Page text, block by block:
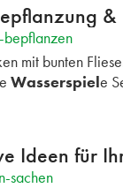
mit bunten
Wasserspiele
Ideen für
sachen